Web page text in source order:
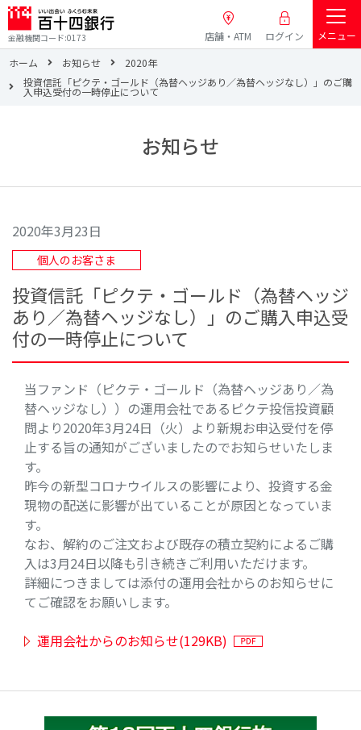
金融機関コード:0173 店舗・ATM ログイン
メニュー
ホーム
お知らせ
2020年
投資信託「ピクテ・ゴールド（為替ヘッジあり／為替ヘッジなし）」のご購
入申込受付の一時停止について
お知らせ
2020年3月23日
個人のお客さま
投資信託「ピクテ・ゴールド（為替ヘッジ
あり／為替ヘッジなし）」のご購入申込受
付の一時停止について
当ファンド（ピクテ・ゴールド（為替ヘッジあり／為
替ヘッジなし））の運用会社であるピクテ投信投資顧
問より2020年3月24日（火）より新規お申込受付を停
止する旨の通知がございましたのでお知らせいたしま
す。
昨今の新型コロナウイルスの影響により、投資する金
現物の配送に影響が出ていることが原因となっていま
す。
なお、解約のご注文および既存の積立契約によるご購
入は3月24日以降も引き続きご利用いただけます。
詳細につきましては添付の運用会社からのお知らせに
てご確認をお願いします。
運用会社からのお知らせ(129KB)